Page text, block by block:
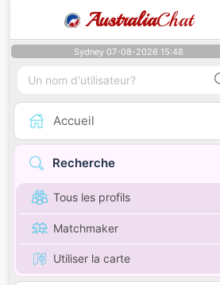
AustraliaChat
Sydney 07-08-2026 15:48
Accueil
Recherche
Tous les profils
Matchmaker
Utiliser la carte